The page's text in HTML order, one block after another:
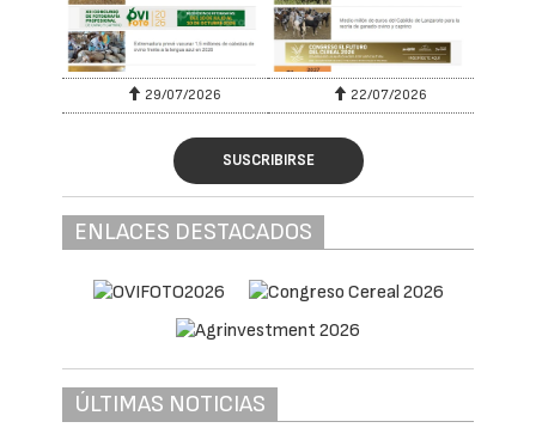
29/07/2026 22/07/2026
SUSCRIBIRSE
ENLACES DESTACADOS
ÚLTIMAS NOTICIAS